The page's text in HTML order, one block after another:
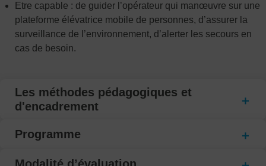
Etre capable : de guider l’opérateur qui manœuvre sur une
plateforme élévatrice mobile de personnes, d’assurer la
surveillance de l’environnement, d’alerter les secours en
cas de besoin.
Les méthodes pédagogiques et
d'encadrement
Programme